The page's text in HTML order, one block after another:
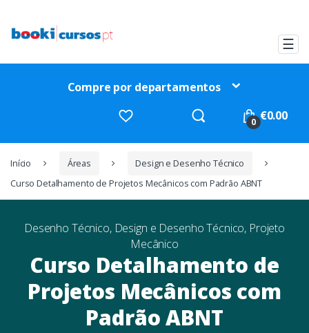
☰
Compre por departamentos
0 €0.00
Início Áreas
Design e Desenho Técnico
Curso Detalhamento de Projetos Mecânicos com Padrão ABNT
Desenho Técnico, Design e Desenho Técnico, Projeto
Mecânico
Curso Detalhamento de
Projetos Mecânicos com
Padrão ABNT